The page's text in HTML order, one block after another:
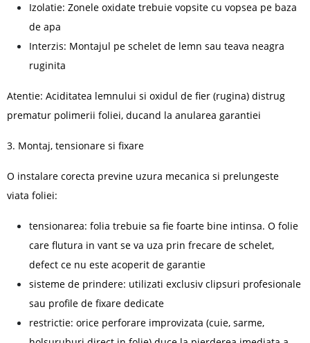
Izolatie: Zonele oxidate trebuie vopsite cu vopsea pe baza
de apa
Interzis: Montajul pe schelet de lemn sau teava neagra
ruginita
Atentie: Aciditatea lemnului si oxidul de fier (rugina) distrug
prematur polimerii foliei, ducand la anularea garantiei
3. Montaj, tensionare si fixare
O instalare corecta previne uzura mecanica si prelungeste
viata foliei:
tensionarea: folia trebuie sa fie foarte bine intinsa. O folie
care flutura in vant se va uza prin frecare de schelet,
defect ce nu este acoperit de garantie
sisteme de prindere: utilizati exclusiv clipsuri profesionale
sau profile de fixare dedicate
restrictie: orice perforare improvizata (cuie, sarme,